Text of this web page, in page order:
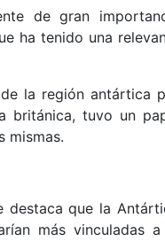
de gran
ha tenido una
la región antártica
británica, tuvo un
mismas.
destaca que la
más vinculadas